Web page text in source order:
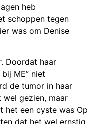
heb
schoppen tegen
was om Denise
Doordat haar
ME” niet
de tumor in haar
gezien, maar
het een cyste was Op